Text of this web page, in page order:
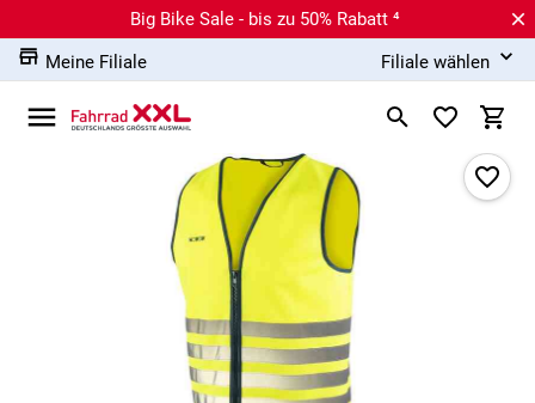
Big Bike Sale - bis zu 50% Rabatt ⁴
Meine Filiale
Filiale wählen